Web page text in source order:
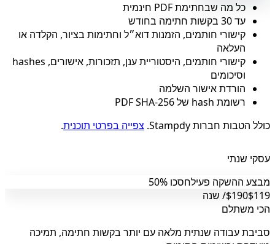
כל מה שבחתימת PDF חינמית
עד 30 בקשות חתימה בחודש
קישורי חותמים, הזמנות דוא״ל וחתימות בציור, הקלדה או
העלאה
קישורי חותמים, היסטוריית ענן, תזכורות, אישורים, hashes
וסיכומים
הורדת אישור השלמה
רשומת hash של PDF SHA-256
כולל הטבות חברות Stampdy.
צפייה בפרטי תוכנית.
עסקי שנתי
מבצע ההשקה פעילחסכו 50%
$190$119
/ שנה
הכי משתלם
סביבת עבודה שנתית מלאה עם יותר בקשות חתימה, תמיכה